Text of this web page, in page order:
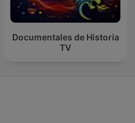
Documentales de Historia
TV